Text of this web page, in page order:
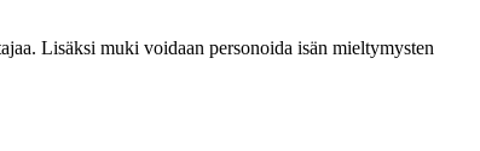
Lisäksi muki voidaan personoida isän mieltymysten